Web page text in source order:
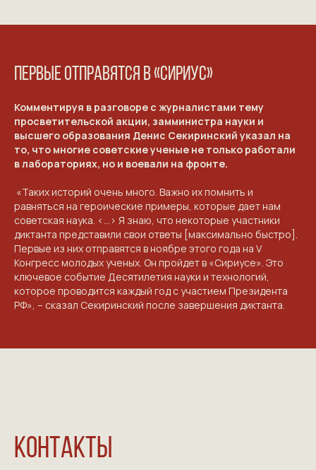
Первые отправятся в «Сириус»
Комментируя в разговоре с журналистами тему
просветительской акции, замминистра науки и
высшего образования Денис Секиринский указал на
то, что многие советские ученые не только работали
в лабораториях, но и воевали на фронте.
«Таких историй очень много. Важно их помнить и
равняться на героические примеры, которые дает нам
советская наука. <…> Я знаю, что некоторые участники
диктанта представили свои ответы [максимально быстро].
Первые из них отправятся в ноябре этого года на V
Конгресс молодых ученых. Он пройдет в «Сириусе». Это
ключевое событие Десятилетия науки и технологий,
которое проводится каждый год с участием Президента
РФ», – сказал Секиринский после завершения диктанта.
NGKMOSCOW@YANDEX.RU
+7 (925) 007-33-07